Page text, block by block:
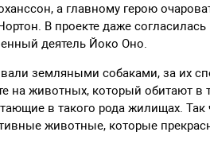
а главному герою
В проекте даже
деятель Йоко Оно.
земляными собаками, за их
на животных, который обитают в
в такого рода жилищах.
животные, которые